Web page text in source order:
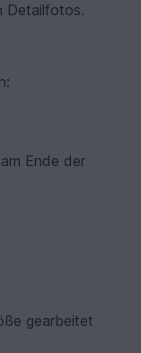
Detailfotos.
Ende der
gearbeitet